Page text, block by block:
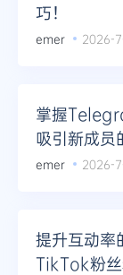
巧！
emer 2026-
掌握
吸引新成员
emer 2026-
提升互动率
TikTok粉